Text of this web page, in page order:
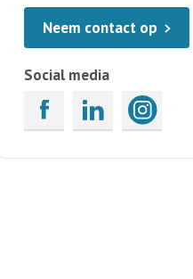
Neem contact op
Social media